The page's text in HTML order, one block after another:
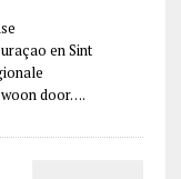
en Sint
door….